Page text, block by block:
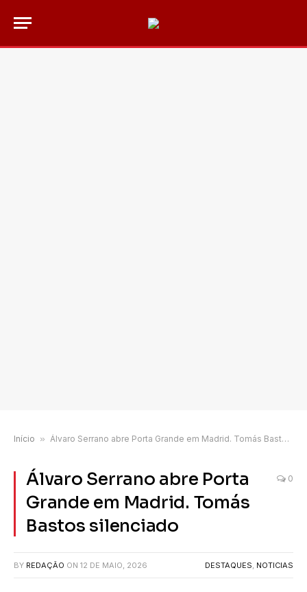
Início » Álvaro Serrano abre Porta Grande em Madrid. Tomás Bastos silenciado
Álvaro Serrano abre Porta
Grande em Madrid. Tomás
Bastos silenciado
0
BY REDAÇÃO ON 12 DE MAIO, 2026 DESTAQUES, NOTICIAS